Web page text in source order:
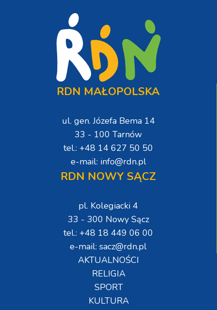
RDN MAŁOPOLSKA
ul. gen. Józefa Bema 14
33 - 100 Tarnów
tel.: +48 14 627 50 50
e-mail: info@rdn.pl
RDN NOWY SĄCZ
pl. Kolegiacki 4
33 - 300 Nowy Sącz
tel.: +48 18 449 06 00
e-mail: sacz@rdn.pl
AKTUALNOŚCI
RELIGIA
SPORT
KULTURA